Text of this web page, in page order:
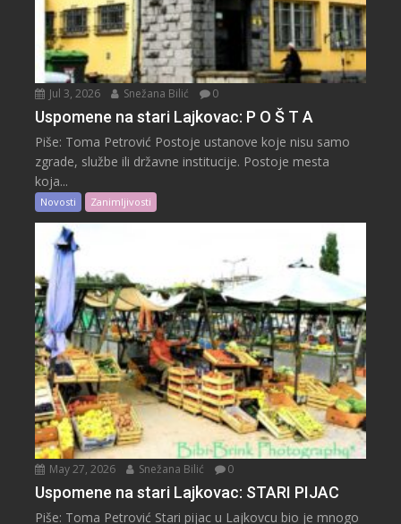
Jul 3, 2026 Snežana Bilić 0
Uspomene na stari Lajkovac: P O Š T A
Piše: Toma Petrović Postoje ustanove koje nisu samo
zgrade, službe ili državne institucije. Postoje mesta
koja...
Novosti Zanimljivosti
May 27, 2026 Snežana Bilić 0
Uspomene na stari Lajkovac: STARI PIJAC
Piše: Toma Petrović Stari pijac u Lajkovcu bio je mnogo